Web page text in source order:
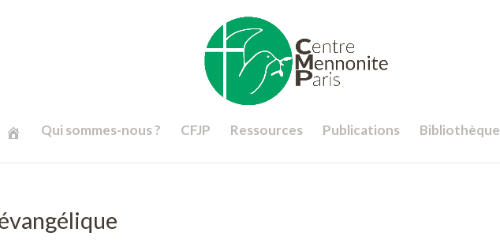
Qui sommes-nous ? CFJP Ressources Publications Bibliothèque